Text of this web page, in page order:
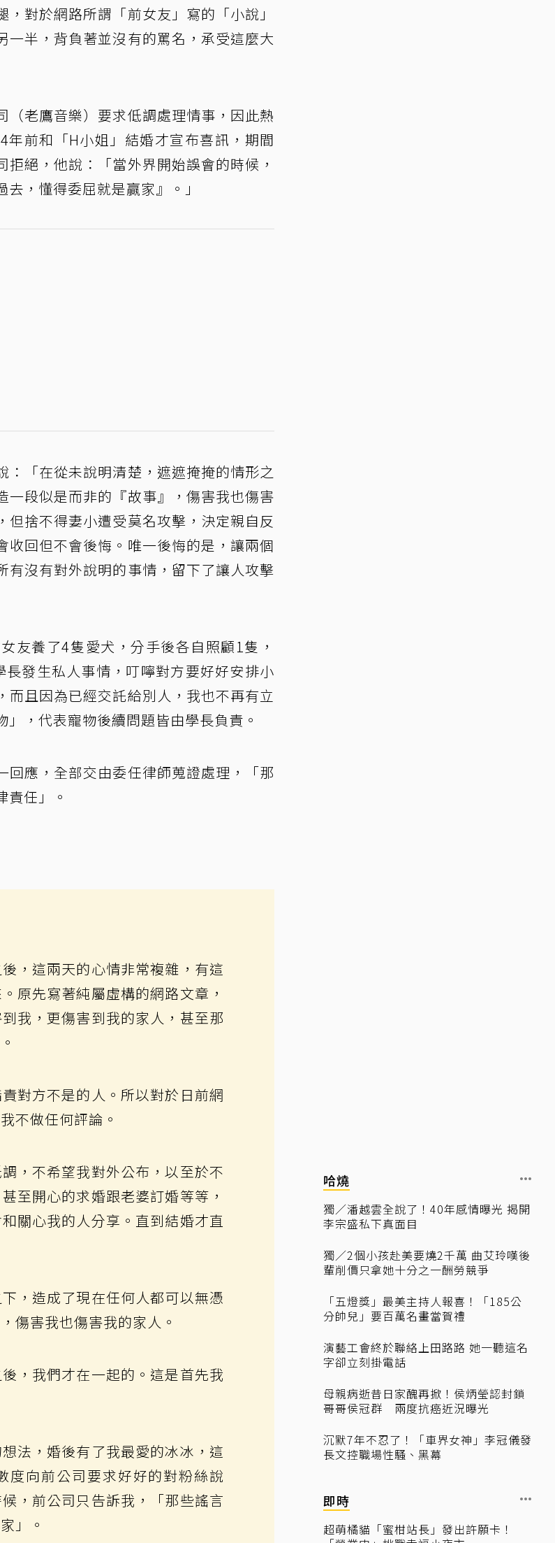
對於網路所謂「前女友」寫的「小說」
半，背負著並沒有的罵名，承受這麼大
老鷹音樂）要求低調處理情事，因此熱
前和「H小姐」結婚才宣布喜訊，期間
絕，他說：「當外界開始誤會的時候，
，懂得委屈就是贏家』。」
「在從未說明清楚，遮遮掩掩的情形之
段似是而非的『故事』，傷害我也傷害
捨不得妻小遭受莫名攻擊，決定親自反
回但不會後悔。唯一後悔的是，讓兩個
沒有對外說明的事情，留下了讓人攻擊
友養了4隻愛犬，分手後各自照顧1隻，
發生私人事情，叮嚀對方要好好安排小
且因為已經交託給別人，我也不再有立
，代表寵物後續問題皆由學長負責。
應，全部交由委任律師蒐證處理，「那
任」。
，這兩天的心情非常複雜，有這
原先寫著純屬虛構的網路文章，
我，更傷害到我的家人，甚至那
對方不是的人。所以對於日前網
不做任何評論。
，不希望我對外公布，以至於不
至開心的求婚跟老婆訂婚等等，
關心我的人分享。直到結婚才直
，造成了現在任何人都可以無憑
傷害我也傷害我的家人。
，我們才在一起的。這是首先我
法，婚後有了我最愛的冰冰，這
度向前公司要求好好的對粉絲說
，前公司只告訴我，「那些謠言
」。
哈燒
獨／潘越雲全說了！40年感情曝光 揭開
李宗盛私下真面目
獨／2個小孩赴美要燒2千萬 曲艾玲嘆後
輩削價只拿她十分之一酬勞競爭
「五燈獎」最美主持人報喜！「185公
分帥兒」要百萬名畫當賀禮
演藝工會終於聯絡上田路路 她一聽這名
字卻立刻掛電話
母親病逝昔日家醜再掀！侯炳瑩認封鎖
哥哥侯冠群 兩度抗癌近況曝光
沉默7年不忍了！「車界女神」李冠儀發
長文控職場性騷、黑幕
即時
超萌橘貓「蜜柑站長」發出許願卡！